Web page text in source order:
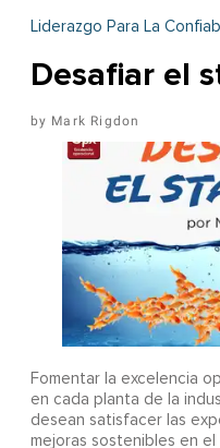
Liderazgo Para La
Desafiar el
Mark Rigdon
Fomentar la excelencia
en cada planta de la
desean satisfacer las
mejoras sostenibles en